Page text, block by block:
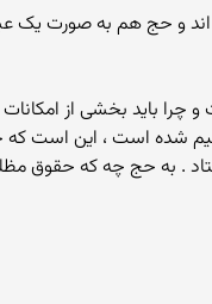
اند و حج هم به
باید بخشی از امکانات
ترسیم شده است ، این
. به حج چه که حقوق